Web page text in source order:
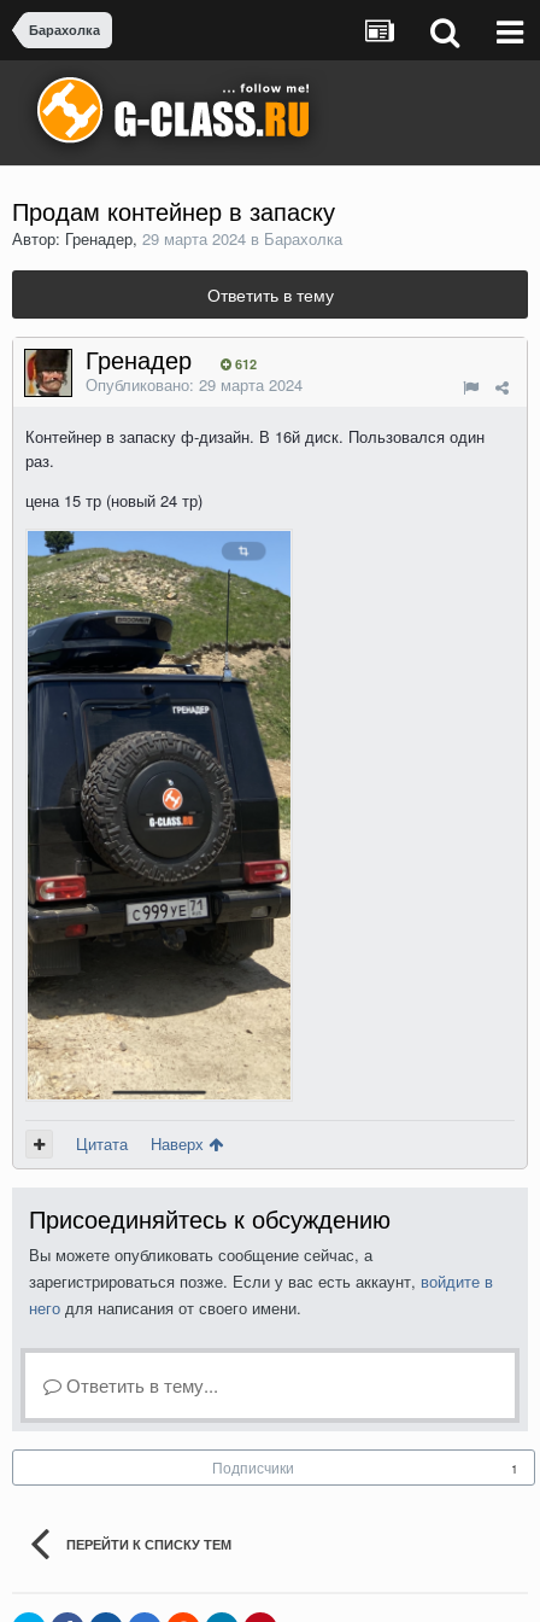
Барахолка
Продам контейнер в запаску
Автор: Гренадер, 29 марта 2024 в Барахолка
Ответить в тему
Гренадер 612
Опубликовано: 29 марта 2024
Контейнер в запаску ф-дизайн. В 16й диск. Пользовался один
раз.
цена 15 тр (новый 24 тр)
Цитата Наверх
Присоединяйтесь к обсуждению
Вы можете опубликовать сообщение сейчас, а
зарегистрироваться позже. Если у вас есть аккаунт, войдите в
него для написания от своего имени.
Ответить в тему...
Подписчики 1
ПЕРЕЙТИ К СПИСКУ ТЕМ